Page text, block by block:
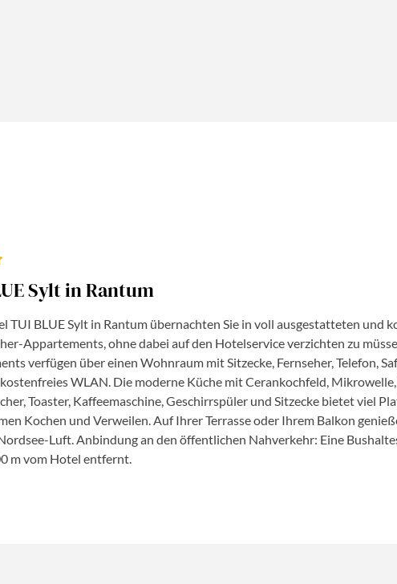
©TUI BLUE Sylt in Rantum
Sylt in Rantum
TUI BLUE Sylt in Rantum übernachten Sie in voll ausgestatteten und
Appartements, ohne dabei auf den Hotelservice verzichten zu
verfügen über einen Wohnraum mit Sitzecke, Fernseher, Telefon,
WLAN. Die moderne Küche mit Cerankochfeld,
Toaster, Kaffeemaschine, Geschirrspüler und Sitzecke bietet viel
Kochen und Verweilen. Auf Ihrer Terrasse oder Ihrem Balkon
Luft. Anbindung an den öffentlichen Nahverkehr: Eine
m vom Hotel entfernt.